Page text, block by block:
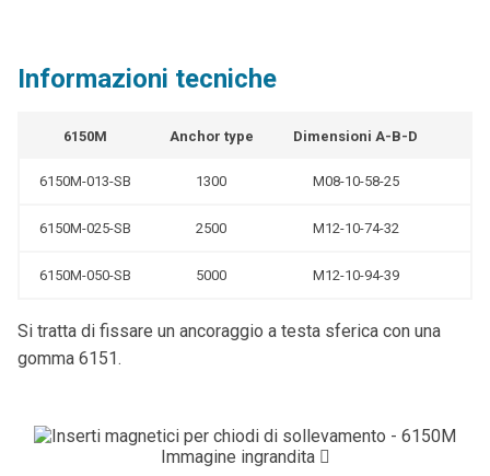
Informazioni tecniche
6150M Anchor type Dimensioni A-B-D
6150M-013-SB 1300 M08-10-58-25
6150M-025-SB 2500 M12-10-74-32
6150M-050-SB 5000 M12-10-94-39
Si tratta di fissare un ancoraggio a testa sferica con una
gomma 6151.
Immagine ingrandita